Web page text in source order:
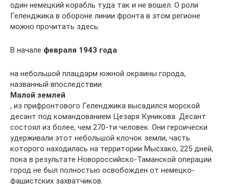
один немецкий корабль туда так и не вошел. О роли
Геленджика в обороне линии фронта в этом регионе
можно прочитать здесь.
В начале февраля 1943 года
на небольшой плацдарм южной окраины города,
названный впоследствии
Малой землей
, из прифронтового Геленджика высадился морской
десант под командованием Цезаря Куникова. Десант
состоял из более, чем 270-ти человек. Они героически
удерживали этот небольшой клочок земли, часть
которого находилась на территории Мысхако, 225 дней,
пока в результате Новороссийско-Таманской операции
город не был полностью освобожден от немецко-
фашистских захватчиков.